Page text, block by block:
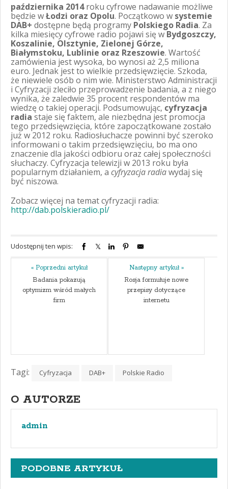
października 2014roku cyfrowe nadawanie możliwe
będzie wŁodzi oraz Opolu. Początkowo w systemie
DAB+ dostępne będą programy Polskiego Radia. Za
kilka miesięcy cyfrowe radio pojawi się w Bydgoszczy,
Koszalinie, Olsztynie, Zielonej Górze,
Białymstoku, Lublinie oraz Rzeszowie. Wartość
zamówienia jest wysoka, bo wynosi aż 2,5 miliona
euro. Jednak jest to wielkie przedsięwzięcie. Szkoda,
że niewiele osób o nim wie. Ministerstwo Administracji
i Cyfryzacji zleciło przeprowadzenie badania, a z niego
wynika, że zaledwie 35 procent respondentów ma
wiedzę o takiej operacji. Podsumowując, cyfryzacja
radia staje się faktem, ale niezbędna jest promocja
tego przedsięwzięcia, które zapoczątkowane zostało
już w 2012 roku. Radiosłuchacze powinni być szeroko
informowani o takim przedsięwzięciu, bo ma ono
znaczenie dla jakości odbioru oraz całej społeczności
słuchaczy. Cyfryzacja telewizji w 2013 roku była
popularnym działaniem, a cyfryzacja radiawydaj się
być niszowa.
Zobacz więcej na temat cyfryzacji radia:
http://dab.polskieradio.pl/
Udostępnij ten wpis:
« Poprzedni artykuł
Badania pokazują
optymizm wśród małych
firm
Następny artykuł »
Rosja formułuje nowe
przepisy dotyczące
internetu
Tagi: Cyfryzacja DAB+ Polskie Radio
O AUTORZE
admin
PODOBNE ARTYKUŁ